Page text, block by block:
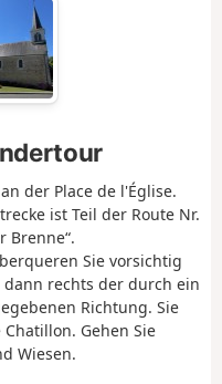
der Place de l'Église.
ist Teil der Route Nr.
Brenne“.
Sie vorsichtig
rechts der durch ein
Richtung. Sie
Gehen Sie
Wiesen.